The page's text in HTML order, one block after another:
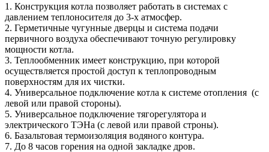
1. Конструкция котла позволяет работать в системах с
давлением теплоносителя до 3-х атмосфер.
2. Герметичные чугунные дверцы и система подачи
первичного воздуха обеспечивают точную регулировку
мощности котла.
3. Теплообменник имеет конструкцию, при которой
осуществляется простой доступ к теплопроводным
поверхностям для их чистки.
4. Универсальное подключение котла к системе отопления (с
левой или правой стороны).
5. Универсальное подключение тягорегулятора и
электрического ТЭНа (с левой или правой строны).
6. Базальтовая термоизоляция водяного контура.
7. До 8 часов горения на одной закладке дров.